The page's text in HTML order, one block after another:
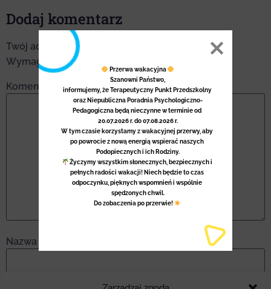
Dodaj komentarz
Twój adres email nie zostanie opublikowany.
Wymagane pola są oznaczone
Komentarz
Nazwa
Przerwa wakacyjna
Szanowni Państwo,
informujemy, że Terapeutyczny Punkt Przedszkolny
oraz Niepubliczna Poradnia Psychologiczno-
Pedagogiczna będą nieczynne w terminie od
20.07.2026 r. do 07.08.2026 r.
W tym czasie korzystamy z wakacyjnej przerwy, aby
po powrocie z nową energią wspierać naszych
Podopiecznych i ich Rodziny.
Życzymy wszystkim słonecznych, bezpiecznych i
pełnych radości wakacji! Niech będzie to czas
odpoczynku, pięknych wspomnień i wspólnie
spędzonych chwil.
Do zobaczenia po przerwie!